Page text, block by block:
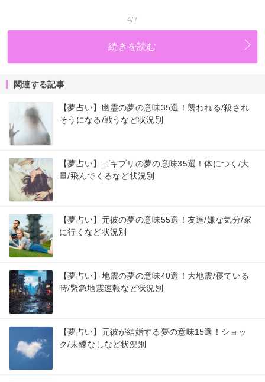
4/7
続きを読む
関連する記事
【夢占い】幽霊の夢の意味35選！襲われる/殺され
そうになる/戦うなど状況別
【夢占い】ゴキブリの夢の意味35選！体につく/大
量/飛んでくるなど状況別
【夢占い】元彼の夢の意味55選！友達/嫌な気分/家
に行くなど状況別
【夢占い】地震の夢の意味40選！大地震/寝ている
時/緊急地震速報など状況別
【夢占い】元彼が結婚する夢の意味15選！ショッ
ク/未練なしなど状況別